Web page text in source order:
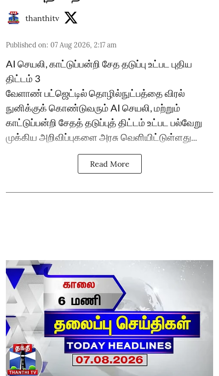
thanthitv
Published on: 07 Aug 2026, 2:17 am
AI செயலி, காட்டுப்பன்றி சேத தடுப்பு உட்பட புதிய
திட்டம் 3
வேளாண் பட்ஜெட்டில் தொழில்நுட்பத்தை விரல்
நுனிக்குக் கொண்டுவரும் AI செயலி, மற்றும்
காட்டுப்பன்றி சேதத் தடுப்புத் திட்டம் உட்பட பல்வேறு
முக்கிய அறிவிப்புகளை அரசு வெளியிட்டுள்ளது...
Read More